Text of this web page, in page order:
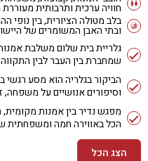
חוויה ערכית ותרבותית
בלב מטולה הציורית, בין
ובתי האבן המשומרים של
גלריית בית שלום משלבת
שמחברת בין העבר לבין
הביקור בגלריה הוא מסע רגשי
וסיפורים אנושיים על משפחה,
מפגש נדיר בין אמנות
הכל באווירה חמה ומשפחתית
הצג הכל